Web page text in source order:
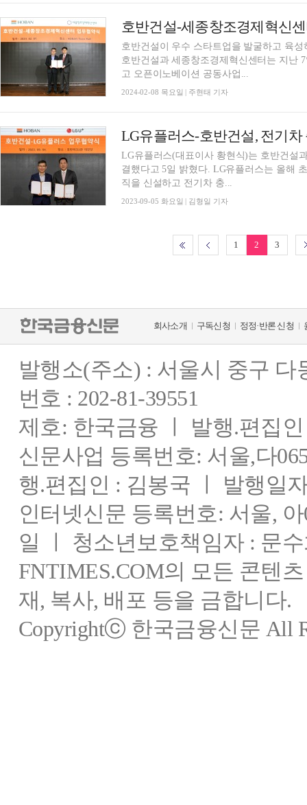
호반건설-세종창조경제혁신
호반건설이 우수 스타트업을 발굴하고 육
호반건설과 세종창조경제혁신센터는 지난
고 오픈이노베이션 공동사업...
2024-02-08 목요일 | 주현태 기자
LG유플러스-호반건설, 전기
LG유플러스(대표이사 황현식)는 호반건설
결했다고 5일 밝혔다. LG유플러스는 올해 초 최고경영자(CEO) 직속 ‘EV충전사업단’ 전담 조
직을 신설하고 전기차 충...
2023-09-05 화요일 | 김형일 기자
1 2 3
회사소개 구독신청 정정·반론 신청
발행소(주소) : 서울시 중구
번호 : 202-81-39551
제호: 한국금융 ㅣ 발행.편집
신문사업 등록번호: 서울,다
행.편집인 : 김봉국 ㅣ 발행일
인터넷신문 등록번호: 서울,
일 ㅣ 청소년보호책임자 : 문
FNTIMES.COM의 모든 콘텐
재, 복사, 배포 등을 금합니다.
Copyrightⓒ 한국금융신문 All